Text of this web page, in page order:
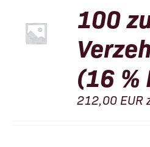
100
(16 %
212,00EUR